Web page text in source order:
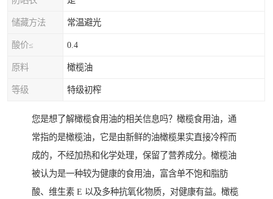
储藏方法 常温避光
酸价≤ 0.4
原料 橄榄油
等级 特级初榨
您是想了解橄榄食用油的相关信息吗？橄榄食用油，通
常指的是橄榄油，它是由新鲜的油橄榄果实直接冷榨而
成的，不经加热和化学处理，保留了营养成分。橄榄油
被认为是一种较为健康的食用油，富含单不饱和脂肪
酸、维生素 E 以及多种抗氧化物质，对健康有益。橄榄